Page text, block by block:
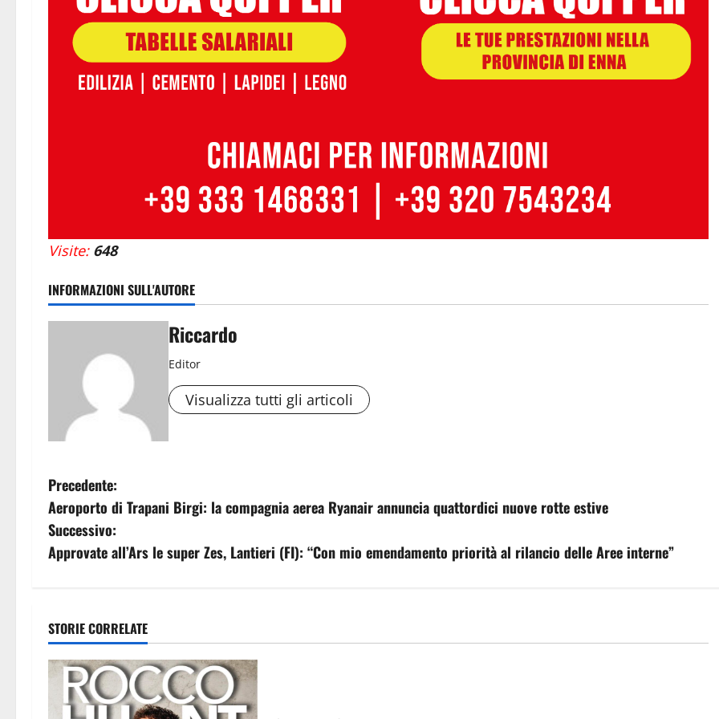
Visite: 648
INFORMAZIONI SULL'AUTORE
Riccardo
Editor
Visualizza tutti gli articoli
N
a
v
g
a
Precedente:
Aeroporto di Trapani Birgi: la compagnia aerea Ryanair annuncia quattordici nuove rotte estive
Successivo:
Approvate all’Ars le super Zes, Lantieri (FI): “Con mio emendamento priorità al rilancio delle Aree interne”
STORIE CORRELATE